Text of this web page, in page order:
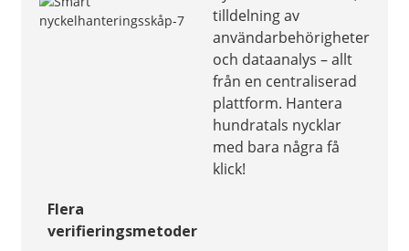
tilldelning av
användarbehörigheter
och dataanalys – allt
från en centraliserad
plattform. Hantera
hundratals nycklar
med bara några få
klick!
Flera
verifieringsmetoder